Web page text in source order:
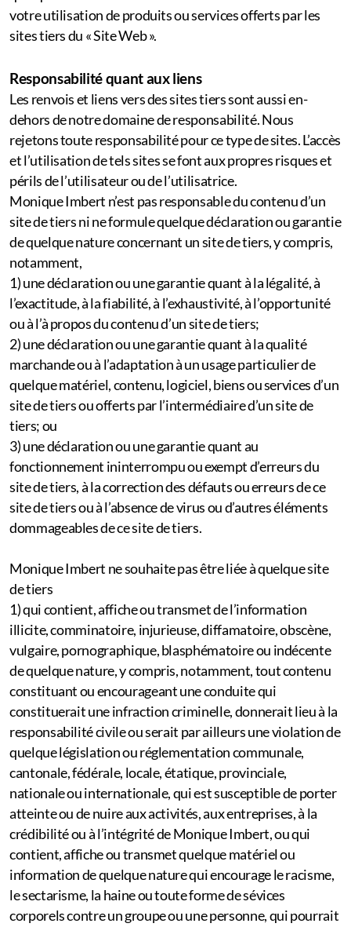
votre utilisation de produits ou services offerts par les
sites tiers du « Site Web ».
Responsabilité quant aux liens
Les renvois et liens vers des sites tiers sont aussi en-
dehors de notre domaine de responsabilité. Nous
rejetons toute responsabilité pour ce type de sites. L’accès
et l’utilisation de tels sites se font aux propres risques et
périls de l’utilisateur ou de l’utilisatrice.
Monique Imbert n’est pas responsable du contenu d’un
site de tiers ni ne formule quelque déclaration ou garantie
de quelque nature concernant un site de tiers, y compris,
notamment,
1) une déclaration ou une garantie quant à la légalité, à
l’exactitude, à la fiabilité, à l’exhaustivité, à l’opportunité
ou à l’à propos du contenu d’un site de tiers;
2) une déclaration ou une garantie quant à la qualité
marchande ou à l’adaptation à un usage particulier de
quelque matériel, contenu, logiciel, biens ou services d’un
site de tiers ou offerts par l’intermédiaire d’un site de
tiers; ou
3) une déclaration ou une garantie quant au
fonctionnement ininterrompu ou exempt d’erreurs du
site de tiers, à la correction des défauts ou erreurs de ce
site de tiers ou à l’absence de virus ou d’autres éléments
dommageables de ce site de tiers.
Monique Imbert ne souhaite pas être liée à quelque site
de tiers
1) qui contient, affiche ou transmet de l’information
illicite, comminatoire, injurieuse, diffamatoire, obscène,
vulgaire, pornographique, blasphématoire ou indécente
de quelque nature, y compris, notamment, tout contenu
constituant ou encourageant une conduite qui
constituerait une infraction criminelle, donnerait lieu à la
responsabilité civile ou serait par ailleurs une violation de
quelque législation ou réglementation communale,
cantonale, fédérale, locale, étatique, provinciale,
nationale ou internationale, qui est susceptible de porter
atteinte ou de nuire aux activités, aux entreprises, à la
crédibilité ou à l’intégrité de Monique Imbert, ou qui
contient, affiche ou transmet quelque matériel ou
information de quelque nature qui encourage le racisme,
le sectarisme, la haine ou toute forme de sévices
corporels contre un groupe ou une personne, qui pourrait